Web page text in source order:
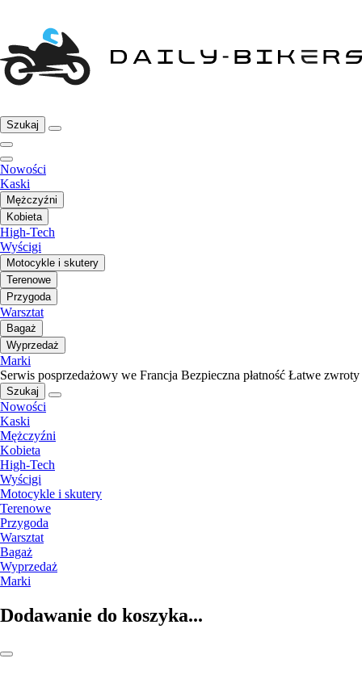
Szukaj
Nowości
Kaski
Mężczyźni
Kobieta
High-Tech
Wyścigi
Motocykle i skutery
Terenowe
Przygoda
Warsztat
Bagaż
Wyprzedaż
Marki
Serwis posprzedażowy we Francja Bezpieczna płatność Łatwe zwroty
Szukaj
Nowości
Kaski
Mężczyźni
Kobieta
High-Tech
Wyścigi
Motocykle i skutery
Terenowe
Przygoda
Warsztat
Bagaż
Wyprzedaż
Marki
Dodawanie do koszyka...